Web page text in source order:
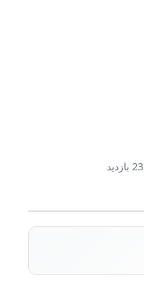
23 بازدید